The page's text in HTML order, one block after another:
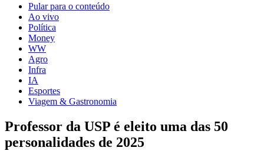
Pular para o conteúdo
Ao vivo
Política
Money
WW
Agro
Infra
IA
Esportes
Viagem & Gastronomia
Professor da USP é eleito uma das 50
personalidades de 2025